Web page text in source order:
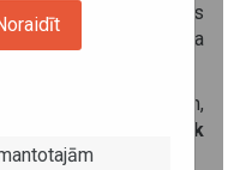
Sazinoties ar Itālijas
pārstāvi, tika
vadītājiem (vadītājiem,
nav Itālija)
netiek